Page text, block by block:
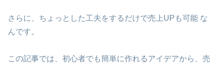
さらに、ちょっとした工夫をするだけで売上UPも可能 な
んです。
この記事では、初心者でも簡単に作れるアイデアから、売